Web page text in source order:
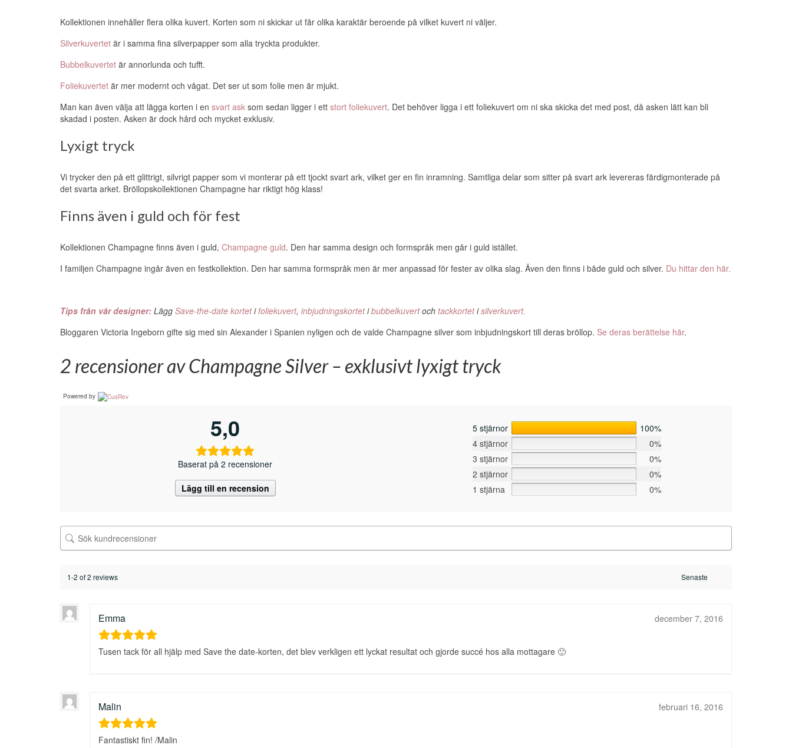
Kollektionen innehåller flera olika kuvert. Korten som ni skickar ut får olika karaktär beroende på vilket kuvert ni väljer.
Silverkuvertet är i samma fina silverpapper som alla tryckta produkter.
Bubbelkuvertet är annorlunda och tufft.
Foliekuvertet är mer modernt och vågat. Det ser ut som folie men är mjukt.
Man kan även välja att lägga korten i en svart ask som sedan ligger i ett stort foliekuvert. Det behöver ligga i ett foliekuvert om ni ska skicka det med post, då asken lätt kan bli
skadad i posten. Asken är dock hård och mycket exklusiv.
Lyxigt tryck
Vi trycker den på ett glittrigt, silvrigt papper som vi monterar på ett tjockt svart ark, vilket ger en fin inramning. Samtliga delar som sitter på svart ark levereras färdigmonterade på
det svarta arket. Bröllopskollektionen Champagne har riktigt hög klass!
Finns även i guld och för fest
Kollektionen Champagne finns även i guld, Champagne guld. Den har samma design och formspråk men går i guld istället.
I familjen Champagne ingår även en festkollektion. Den har samma formspråk men är mer anpassad för fester av olika slag. Även den finns i både guld och silver. Du hittar den här.
Tips från vår designer: Lägg Save-the-date kortetifoliekuvert, inbjudningskortetibubbelkuvertoch tackkortetisilverkuvert.
Bloggaren Victoria Ingeborn gifte sig med sin Alexander i Spanien nyligen och de valde Champagne silver som inbjudningskort till deras bröllop. Se deras berättelse här.
2 recensioner avChampagne Silver – exklusivt lyxigt tryck
Powered by
5,0
Baserat på 2 recensioner
Lägg till en recension
5 stjärnor
100%
4 stjärnor
0%
3 stjärnor
0%
2 stjärnor
0%
1 stjärna
0%
1-2 of 2 reviews
Emma december 7, 2016
Tusen tack för all hjälp med Save the date-korten, det blev verkligen ett lyckat resultat och gjorde succé hos alla mottagare 🙂
Malin februari 16, 2016
Fantastiskt fin! /Malin